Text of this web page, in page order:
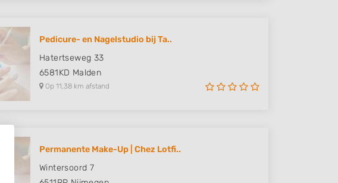
Pedicure- en Nagelstudio bij Ta..
Hatertseweg 33
6581KD Malden
Op 11,38 km afstand
Permanente Make-Up | Chez Lotfi..
Wintersoord 7